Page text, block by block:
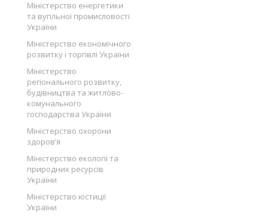
Міністерство енергетики
та вугільної промисловості
України
Міністерство економічного
розвитку і торгівлі України
Міністерство
регіонального розвитку,
будівництва та житлово-
комунального
господарства України
Міністерство охорони
здоров’я
Міністерство екології та
природних ресурсів
України
Міністерство юстиції
України